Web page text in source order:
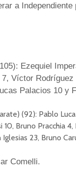
a
Ezequiel
Víctor
Palacios 10 y
(92): Pablo
Bruno Pracchia
Iglesias 23, Bruno
Comelli.